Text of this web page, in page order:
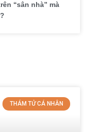
“sân nhà” mà
THÁM TỬ CÁ NHÂN